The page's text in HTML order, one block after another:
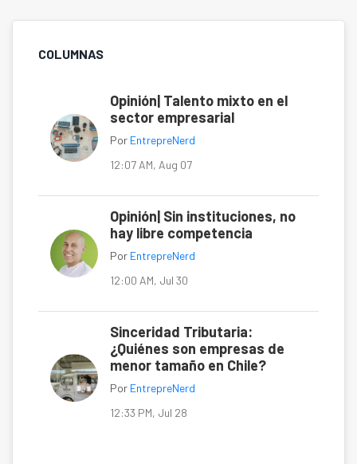
COLUMNAS
Opinión| Talento mixto en el
sector empresarial
Por EntrepreNerd
12:07 AM, Aug 07
Opinión| Sin instituciones, no
hay libre competencia
Por EntrepreNerd
12:00 AM, Jul 30
Sinceridad Tributaria:
¿Quiénes son empresas de
menor tamaño en Chile?
Por EntrepreNerd
12:33 PM, Jul 28